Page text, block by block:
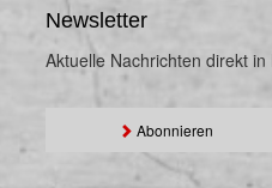
Newsletter
Aktuelle Nachrichten direkt
Abonnieren